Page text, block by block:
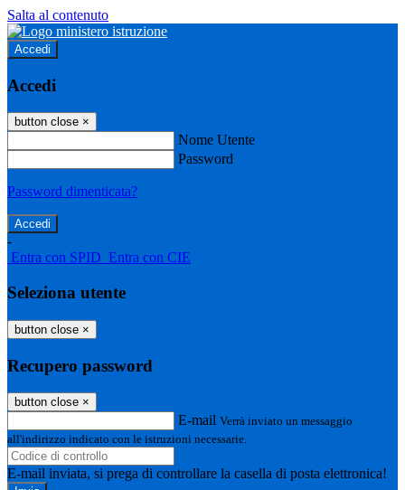
Salta al contenuto
Accedi
Accedi
button close ×
Nome Utente
Password
Password dimenticata?
-
Entra con SPID Entra con CIE
Seleziona utente
button close ×
Recupero password
button close ×
E-mail Verrà inviato un messaggio
all'indirizzo indicato con le istruzioni necessarie.
E-mail inviata, si prega di controllare la casella di posta elettronica!